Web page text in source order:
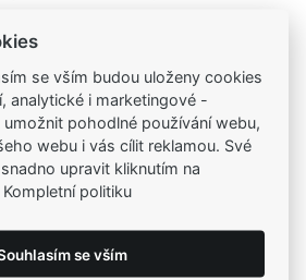
máte výběr z tisíců šperků
kvality
a kvality k vybraným šperkům
jedné z našich4 prodejen
se vším budou uloženy cookies
analytické i marketingové -
pohodlné používání webu,
webu i vás cílit reklamou. Své
upravit kliknutím na
politiku
se vším